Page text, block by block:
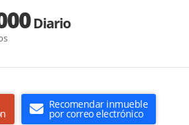
Diario
Recomendar inmueble
por correo electrónico